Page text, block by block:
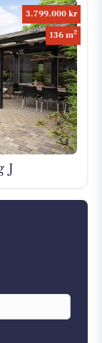
3.799.000 kr
136 m2
J